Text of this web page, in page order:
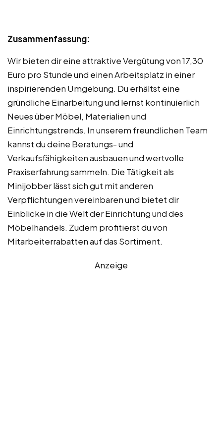
Zusammenfassung:
Wir bieten dir eine attraktive Vergütung von 17,30
Euro pro Stunde und einen Arbeitsplatz in einer
inspirierenden Umgebung. Du erhältst eine
gründliche Einarbeitung und lernst kontinuierlich
Neues über Möbel, Materialien und
Einrichtungstrends. In unserem freundlichen Team
kannst du deine Beratungs- und
Verkaufsfähigkeiten ausbauen und wertvolle
Praxiserfahrung sammeln. Die Tätigkeit als
Minijobber lässt sich gut mit anderen
Verpflichtungen vereinbaren und bietet dir
Einblicke in die Welt der Einrichtung und des
Möbelhandels. Zudem profitierst du von
Mitarbeiterrabatten auf das Sortiment.
Anzeige